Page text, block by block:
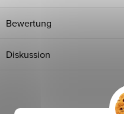
Bewertung
Diskussion